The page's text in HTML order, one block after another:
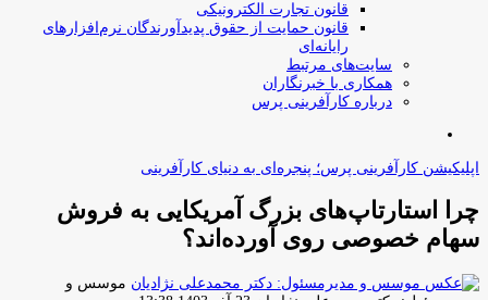
قانون تجارت الکترونیکی
قانون حمایت از حقوق پدیدآورندگان نرم‌افزارهای
رایانه‌ای
سایت‌های مرتبط
همکاری با خبرنگاران
درباره کارآفرینی پرس
اپلیکیشن کارآفرینی پرس؛ پنجره‌ای به دنیای کارآفرینی
چرا استارتاپ‌های بزرگ آمریکایی به فروش
سهام خصوصی روی آورده‌اند؟
موسس و